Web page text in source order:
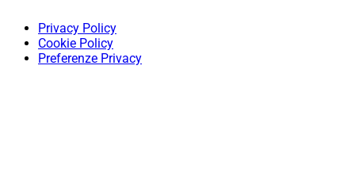
Privacy Policy
Cookie Policy
Preferenze Privacy